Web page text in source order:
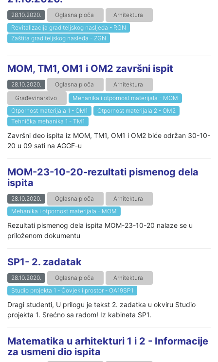
28.10.2020. Oglasna ploča
Arhitektura
Revitalizacija graditeljskog nasljeđa - RGN
Zaštita graditeljskog nasleđa - ZGN
MOM, TM1, OM1 i OM2 završni ispit
28.10.2020. Oglasna ploča
Arhitektura
Građevinarstvo
Mehanika i otpornost materijala - MOM
Otpornost materijala 1 - OM1
Otpornost materijala 2 - OM2
Tehnička mehanika 1 - TM1
Završni deo ispita iz MOM, TM1, OM1 i OM2 biće održan 30-10-
20 u 09 sati na AGGF-u
MOM-23-10-20-rezultati pismenog dela
ispita
28.10.2020. Oglasna ploča
Arhitektura
Mehanika i otpornost materijala - MOM
Rezultati pismenog dela ispita MOM-23-10-20 nalaze se u
priloženom dokumentu
SP1- 2. zadatak
28.10.2020. Oglasna ploča
Arhitektura
Studio projekta 1 - Čovjek i prostor - OA19SP1
Dragi studenti, U prilogu je tekst 2. zadatka u okviru Studio
projekta 1. Srećno sa radom! Iz kabineta SP1.
Matematika u arhitekturi 1 i 2 - Informacije
za usmeni dio ispita